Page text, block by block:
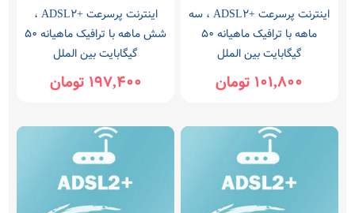
اینترنت پرسرعت +ADSL2 ، سه
ماهه با ترافیک ماهیانه 50
گیگابایت بین الملل
101,800 تومان
اینترنت پرسرعت +ADSL2 ،
شش ماهه با ترافیک ماهیانه 50
گیگابایت بین الملل
197,400 تومان